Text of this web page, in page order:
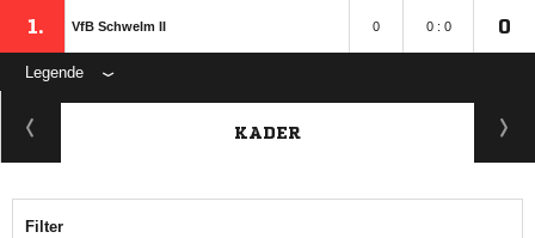
1. VfB Schwelm II 0 0 : 0 0
Legende
KADER
Filter